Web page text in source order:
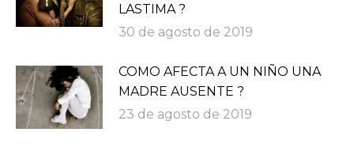
LASTIMA ?
30 de agosto de 2019
COMO AFECTA A UN NIÑO UNA
MADRE AUSENTE ?
23 de agosto de 2019